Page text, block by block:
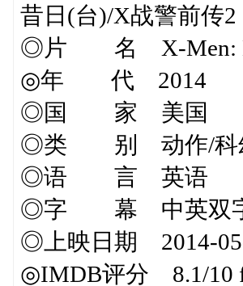
昔日(台)/X战警前传
◎片 名 X-Men:
◎年 代 2014
◎国 家 美国
◎类 别 动作/科
◎语 言 英语
◎字 幕 中英双
◎上映日期 2014-
◎IMDB评分 8.1/10